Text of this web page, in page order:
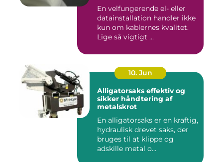
En velfungerende el- eller
datainstallation handler ikke
kun om kablernes kvalitet.
Lige så vigtigt ...
10. Jun
Alligatorsaks effektiv og
sikker håndtering af
metalskrot
En alligatorsaks er en kraftig,
hydraulisk drevet saks, der
bruges til at klippe og
adskille metal o...